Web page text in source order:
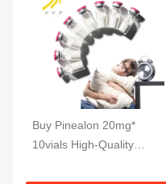
Buy Pinealon 20mg*
10vials High-Quality